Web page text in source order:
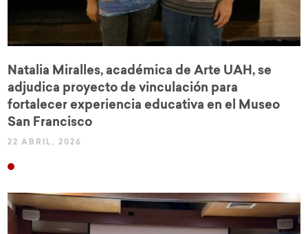
Natalia Miralles, académica de Arte UAH, se
adjudica proyecto de vinculación para
fortalecer experiencia educativa en el Museo
San Francisco
22 ABRIL, 2026